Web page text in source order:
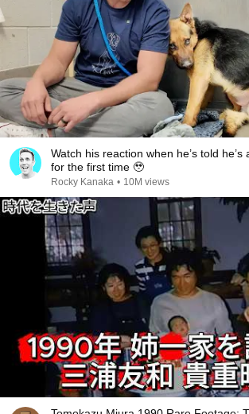
Watch his reaction when he’s told he’s
for the first time 🥹
Rocky Kanaka • 10M views